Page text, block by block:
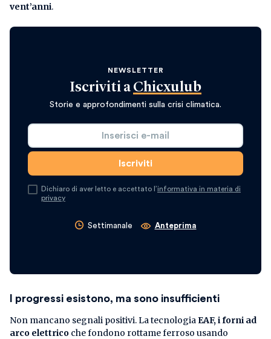
vent’anni.
NEWSLETTER
Iscriviti a Chicxulub
Storie e approfondimenti sulla crisi climatica.
Dichiaro di aver letto e accettato l’informativa in materia di
privacy
Settimanale Anteprima
I progressi esistono, ma sono insufficienti
Non mancano segnali positivi. La tecnologiaEAF, i forni ad
arco elettrico che fondono rottame ferroso usando